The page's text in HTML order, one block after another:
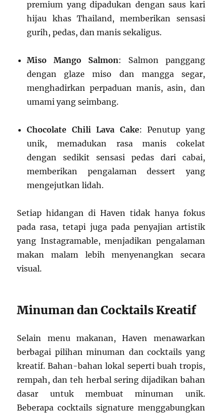
premium yang dipadukan dengan saus kari
hijau khas Thailand, memberikan sensasi
gurih, pedas, dan manis sekaligus.
Miso Mango Salmon: Salmon panggang
dengan glaze miso dan mangga segar,
menghadirkan perpaduan manis, asin, dan
umami yang seimbang.
Chocolate Chili Lava Cake: Penutup yang
unik, memadukan rasa manis cokelat
dengan sedikit sensasi pedas dari cabai,
memberikan pengalaman dessert yang
mengejutkan lidah.
Setiap hidangan di Haven tidak hanya fokus
pada rasa, tetapi juga pada penyajian artistik
yang Instagramable, menjadikan pengalaman
makan malam lebih menyenangkan secara
visual.
Minuman dan Cocktails Kreatif
Selain menu makanan, Haven menawarkan
berbagai pilihan minuman dan cocktails yang
kreatif. Bahan-bahan lokal seperti buah tropis,
rempah, dan teh herbal sering dijadikan bahan
dasar untuk membuat minuman unik.
Beberapa cocktails signature menggabungkan